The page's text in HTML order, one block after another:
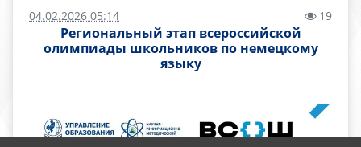
04.02.2026 05:14 19
Региональный этап всероссийской
олимпиады школьников по немецкому
языку